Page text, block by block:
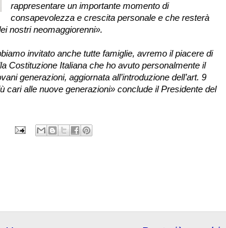
rappresentare un importante momento di
consapevolezza e crescita personale e che resterà
nostri neomaggiorenni».
invitato anche tutte famiglie, avremo il piacere di
Costituzione Italiana che ho avuto personalmente il
generazioni, aggiornata all’introduzione dell’art. 9
cari alle nuove generazioni» conclude il Presidente del